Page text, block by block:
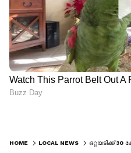
HOME LOCAL NEWS